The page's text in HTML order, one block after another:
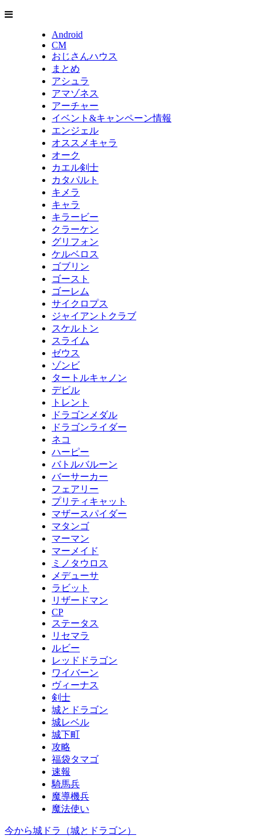
Android
CM
おじさんハウス
まとめ
アシュラ
アマゾネス
アーチャー
イベント&キャンペーン情報
エンジェル
オススメキャラ
オーク
カエル剣士
カタパルト
キメラ
キャラ
キラービー
クラーケン
グリフォン
ケルベロス
ゴブリン
ゴースト
ゴーレム
サイクロプス
ジャイアントクラブ
スケルトン
スライム
ゼウス
ゾンビ
タートルキャノン
デビル
トレント
ドラゴンメダル
ドラゴンライダー
ネコ
ハーピー
バトルバルーン
バーサーカー
フェアリー
プリティキャット
マザースパイダー
マタンゴ
マーマン
マーメイド
ミノタウロス
メデューサ
ラビット
リザードマン
CP
ステータス
リセマラ
ルビー
レッドドラゴン
ワイバーン
ヴィーナス
剣士
城とドラゴン
城レベル
城下町
攻略
福袋タマゴ
速報
騎馬兵
魔導機兵
魔法使い
今から城ドラ（城とドラゴン）